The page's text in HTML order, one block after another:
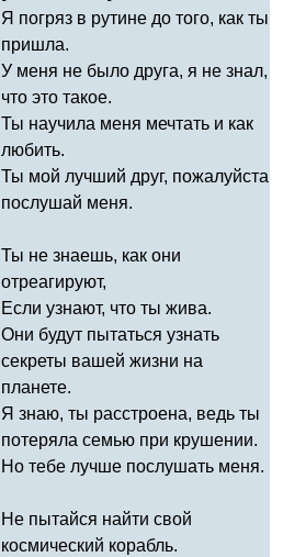
Я погряз в рутине до того, как ты
пришла.
У меня не было друга, я не знал,
что это такое.
Ты научила меня мечтать и как
любить.
Ты мой лучший друг, пожалуйста
послушай меня.
Ты не знаешь, как они
отреагируют,
Если узнают, что ты жива.
Они будут пытаться узнать
секреты вашей жизни на
планете.
Я знаю, ты расстроена, ведь ты
потеряла семью при крушении.
Но тебе лучше послушать меня.
Не пытайся найти свой
космический корабль.